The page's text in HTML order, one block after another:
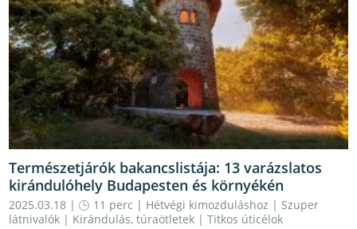
Természetjárók bakancslistája: 13 varázslatos
kirándulóhely Budapesten és környékén
2025.03.18 | 11 perc | Hétvégi kimozduláshoz | Szuper
látnivalók | Kirándulás, túraötletek |Titkos úticélok